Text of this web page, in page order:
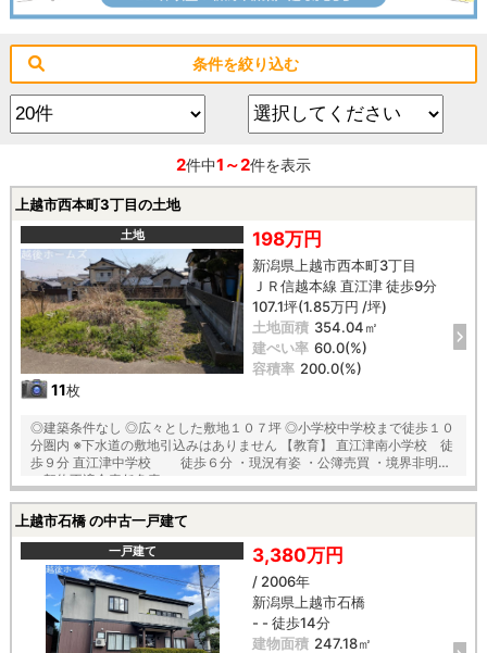
条件を絞り込む
2件中1～2件を表示
上越市西本町3丁目の土地
土地
11枚
198万円
新潟県上越市西本町3丁目
ＪＲ信越本線 直江津 徒歩9分
107.1坪(1.85万円 /坪)
土地面積 354.04㎡
建ぺい率 60.0(%)
容積率 200.0(%)
◎建築条件なし ◎広々とした敷地１０７坪 ◎小学校中学校まで徒歩１０
分圏内 ※下水道の敷地引込みはありません 【教育】 直江津南小学校 徒
歩９分 直江津中学校 徒歩６分 ・現況有姿 ・公簿売買 ・境界非明示
・契約不適合責任免責
上越市石橋 の中古一戸建て
一戸建て 3,380万円
/ 2006年
新潟県上越市石橋
- - 徒歩14分
建物面積 247.18㎡